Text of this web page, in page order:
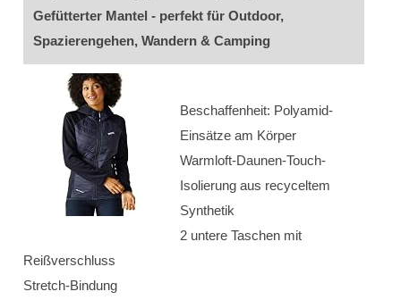
Gefütterter Mantel - perfekt für Outdoor,
Spazierengehen, Wandern & Camping
Beschaffenheit: Polyamid-
Einsätze am Körper
Warmloft-Daunen-Touch-
Isolierung aus recyceltem
Synthetik
2 untere Taschen mit
Reißverschluss
Stretch-Bindung